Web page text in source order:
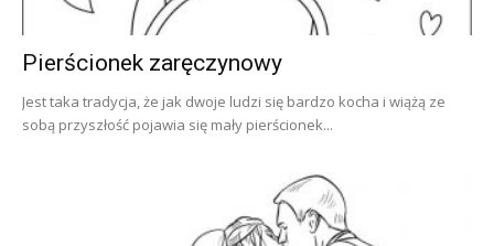
Pierścionek zaręczynowy
Jest taka tradycja, że jak dwoje ludzi się bardzo kocha i wiążą ze
sobą przyszłość pojawia się mały pierścionek...